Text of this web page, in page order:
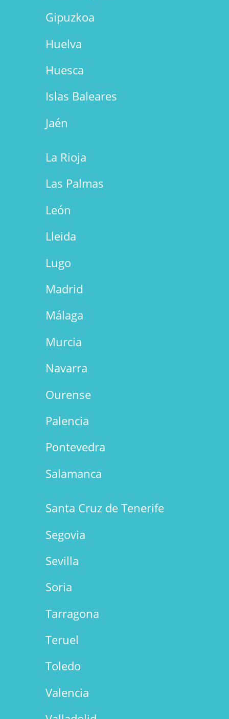
Gipuzkoa
Huelva
Huesca
Islas Baleares
Jaén
La Rioja
Las Palmas
León
Lleida
Lugo
Madrid
Málaga
Murcia
Navarra
Ourense
Palencia
Pontevedra
Salamanca
Santa Cruz de Tenerife
Segovia
Sevilla
Soria
Tarragona
Teruel
Toledo
Valencia